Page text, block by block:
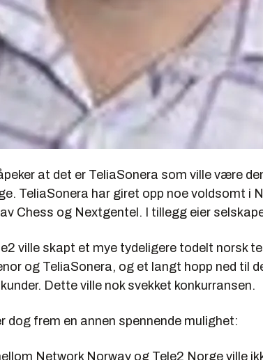
at det er TeliaSonera som ville være
TeliaSonera har giret opp noe voldsomt i
Chess og Nextgentel. I tillegg eier
ville skapt et mye tydeligere todelt norsk
og TeliaSonera, og et langt hopp ned til
Dette ville nok svekket konkurransen.
dog frem en annen spennende mulighet:
Network Norway og Tele2 Norge ville